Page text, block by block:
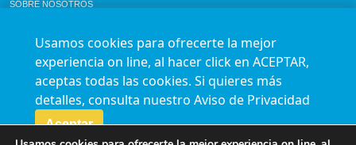
SOBRE NOSOTROS
AVISO DE PRIVACIDAD
Horario de atención para citas e informes:
Lunes a sábado de 7:00am a 9:00pm
Agenda en línea
24/7 aquí
Usamos cookies para ofrecerte la mejor
experiencia on line, al hacer click en ACEPTAR,
aceptas todas las cookies. Si quieres más
detalles, consulta nuestro Aviso de Privacidad
Aceptar